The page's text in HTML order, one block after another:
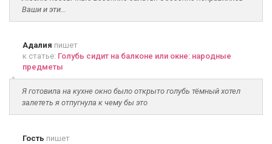
Ваши и эти...
Адалия пишет
к статье: Голубь сидит на балконе или окне: народные
предметы
Я готовила на кухне окно было открыто голубь тёмный хотел
залететь я отпугнула к чему бы это
Гость пишет